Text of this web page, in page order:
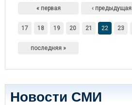
Страницы
« первая ‹ предыдущая
17 18 19 20 21 22 23
последняя »
Новости СМИ